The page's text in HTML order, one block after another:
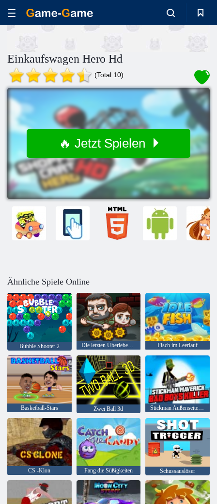
Einkaufswagen Hero Hd
(Total 10)
🔥 Jetzt Spielen
Ähnliche Spiele Online
Bubble Shooter 2 Die letzten Überlebenden Fisch im Leerlauf
Basketball-Stars Zwei Ball 3d Stickman Außenseiter Bad Boys Mörder
CS -Klon Fang die Süßigkeiten Schussauslöser